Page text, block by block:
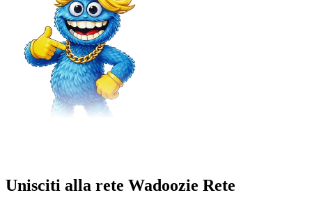
Unisciti alla rete Wadoozie Rete